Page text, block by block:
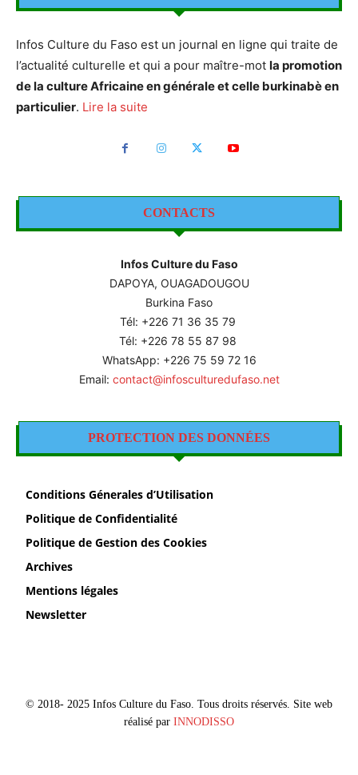
Infos Culture du Faso est un journal en ligne qui traite de
l’actualité culturelle et qui a pour maître-mot la promotion
de la culture Africaine en générale et celle burkinabè en
particulier. Lire la suite
CONTACTS
Infos Culture du Faso
DAPOYA, OUAGADOUGOU
Burkina Faso
Tél: +226 71 36 35 79
Tél: +226 78 55 87 98
WhatsApp: +226 75 59 72 16
Email: contact@infosculturedufaso.net
PROTECTION DES DONNÉES
Conditions Génerales d’Utilisation
Politique de Confidentialité
Politique de Gestion des Cookies
Archives
Mentions légales
Newsletter
© 2018- 2025 Infos Culture du Faso. Tous droits réservés. Site web
réalisé par INNODISSO